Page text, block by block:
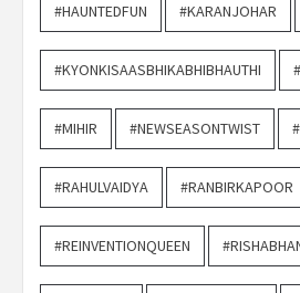
#HAUNTEDFUN #KARANJOHAR
#KYONKISAASBHIKABHIBHAUTHI
#MIHIR #NEWSEASONTWIST
#RAHULVAIDYA #RANBIRKAPOOR
#REINVENTIONQUEEN